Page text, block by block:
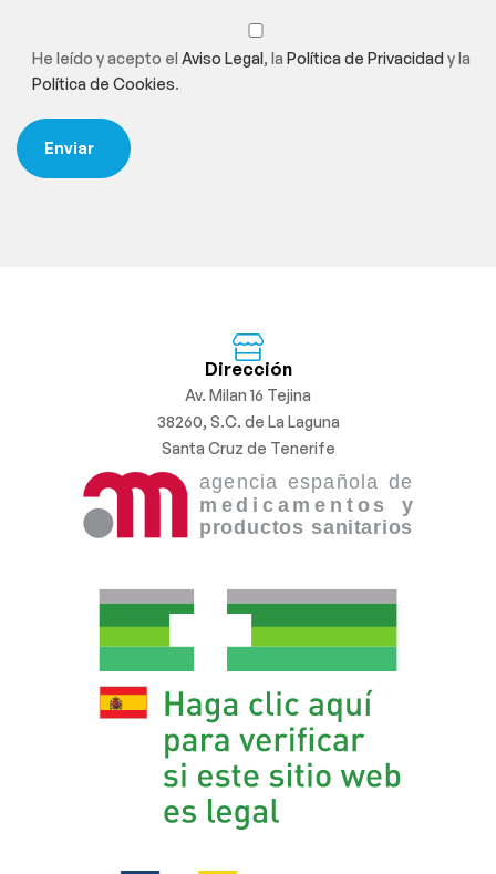
He leído y acepto el Aviso Legal, la Política de Privacidady la
Política de Cookies.
Dirección
Av. Milan 16 Tejina
38260, S.C. de La Laguna
Santa Cruz de Tenerife